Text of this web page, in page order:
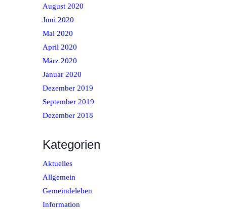
August 2020
Juni 2020
Mai 2020
April 2020
März 2020
Januar 2020
Dezember 2019
September 2019
Dezember 2018
Kategorien
Aktuelles
Allgemein
Gemeindeleben
Information